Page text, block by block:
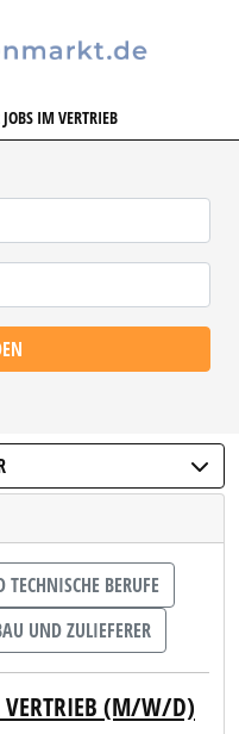
IM VERTRIEB
BERUFE
UND ZULIEFERER
VERTRIEB (M/W/D)